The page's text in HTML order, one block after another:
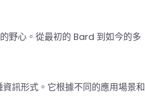
野心。從最初的 Bard 到如今的多
訊形式。它根據不同的應用場景和